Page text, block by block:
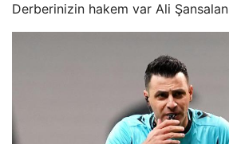
Derberinizin hakem var Ali Şansalan